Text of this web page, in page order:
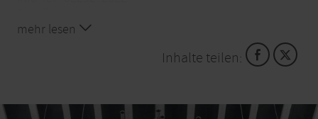
mehr lesen
Inhalte teilen: